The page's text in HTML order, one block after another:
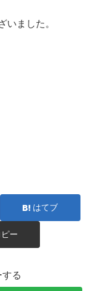
いました。
はてブ
ピー
る